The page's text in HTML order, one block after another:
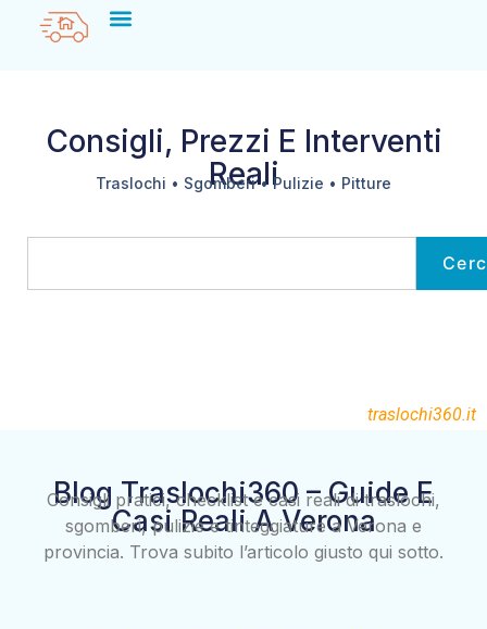
Consigli, Prezzi E Interventi
Reali
Traslochi • Sgomberi • Pulizie • Pitture
traslochi360.it
Blog Traslochi360 – Guide E
Casi Reali A Verona
Consigli pratici, checklist e casi reali di traslochi,
sgomberi, pulizie e tinteggiature a Verona e
provincia. Trova subito l’articolo giusto qui sotto.